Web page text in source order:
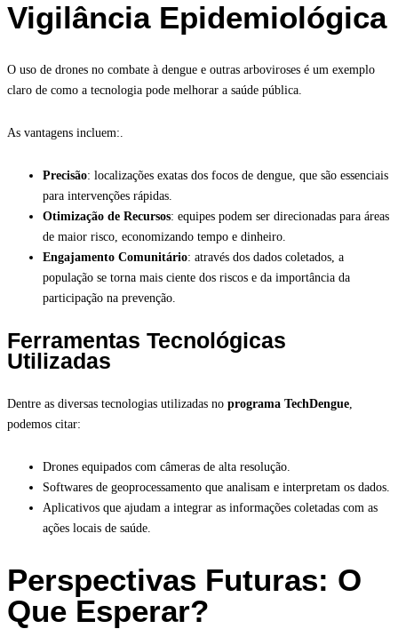
Vigilância Epidemiológica
O uso de drones no combate à dengue e outras arboviroses é um exemplo
claro de como a tecnologia pode melhorar a saúde pública.
As vantagens incluem:.
Precisão: localizações exatas dos focos de dengue, que são essenciais
para intervenções rápidas.
Otimização de Recursos: equipes podem ser direcionadas para áreas
de maior risco, economizando tempo e dinheiro.
Engajamento Comunitário: através dos dados coletados, a
população se torna mais ciente dos riscos e da importância da
participação na prevenção.
Ferramentas Tecnológicas
Utilizadas
Dentre as diversas tecnologias utilizadas no programa TechDengue
podemos citar:
Drones equipados com câmeras de alta resolução.
Softwares de geoprocessamento que analisam e interpretam os dados.
Aplicativos que ajudam a integrar as informações coletadas com as
ações locais de saúde.
Perspectivas Futuras: O
Que Esperar?